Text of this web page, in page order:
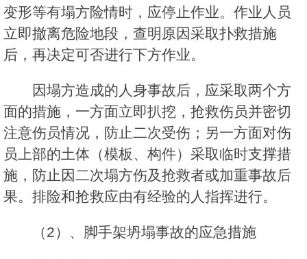
变形等有塌方险情时，应停止作业。作业人员
立即撤离危险地段，查明原因采取扑救措施
后，再决定可否进行下方作业。
因塌方造成的人身事故后，应采取两个方
面的措施，一方面立即扒挖，抢救伤员并密切
注意伤员情况，防止二次受伤；另一方面对伤
员上部的土体（模板、构件）采取临时支撑措
施，防止因二次塌方伤及抢救者或加重事故后
果。排险和抢救应由有经验的人指挥进行。
（2）、脚手架坍塌事故的应急措施